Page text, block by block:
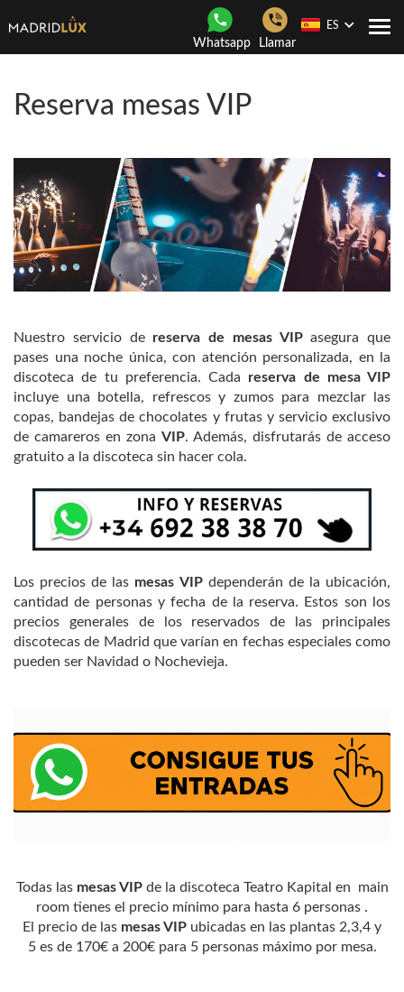
Whatsapp Llamar
ES
Reserva mesas VIP
Nuestro servicio de reserva de mesas VIPasegura que
pases una noche única, con atención personalizada, en la
discoteca de tu preferencia. Cada reserva de mesa VIP
incluye una botella, refrescos y zumos para mezclar las
copas, bandejas de chocolates y frutas y servicio exclusivo
de camareros en zona VIP. Además, disfrutarás de acceso
gratuito a la discoteca sin hacer cola.
Los precios de las mesas VIPdependerán de la ubicación,
cantidad de personas y fecha de la reserva. Estos son los
precios generales de los reservados de las principales
discotecas de Madrid que varían en fechas especiales como
pueden ser Navidad o Nochevieja.
Todas las mesas VIPde la discoteca Teatro Kapital en main
room tienes el precio mínimo para hasta 6 personas .
El precio de las mesas VIP ubicadas en las plantas 2,3,4 y
5 es de 170€ a 200€ para 5 personas máximo por mesa.